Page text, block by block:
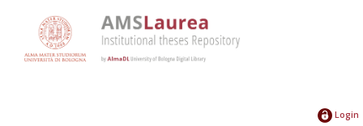
Login